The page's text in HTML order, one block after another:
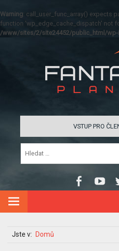
Warning: call_user_func_array() expects
function 'wp_edge_cache_dispatch' not
/www/sites/2/site24452/public_html/
VSTUP PRO
Jste v: Domů